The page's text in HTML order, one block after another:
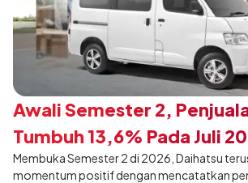
Awali Semester 2,
Tumbuh 13,6% Pada Juli
Membuka Semester 2 di 2026, Daihatsu
momentum positif dengan mencatatkan